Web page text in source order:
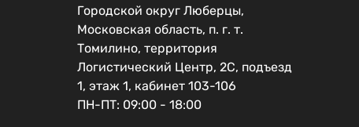
Городской округ Люберцы,
Московская область, п. г. т.
Томилино, территория
Логистический Центр, 2С, подъезд
1, этаж 1, кабинет 103-106
ПН-ПТ: 09:00 - 18:00